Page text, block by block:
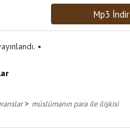
Mp3 İndir
> müslümanın para ile ilişkisi